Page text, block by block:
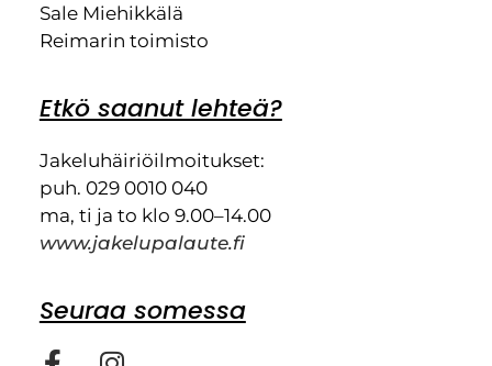
Sale Miehikkälä
Reimarin toimisto
Etkö saanut lehteä?
Jakeluhäiriöilmoitukset:
puh. 029 0010 040
ma, ti ja to klo 9.00–14.00
www.jakelupalaute.fi
Seuraa somessa